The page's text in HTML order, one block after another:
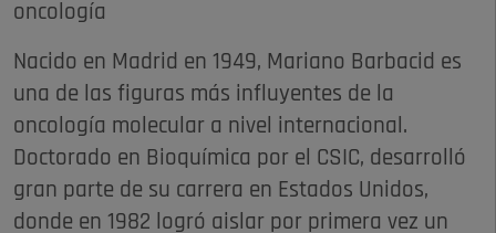
oncología
Nacido en Madrid en 1949, Mariano Barbacid es
una de las figuras más influyentes de la
oncología molecular a nivel internacional.
Doctorado en Bioquímica por el CSIC, desarrolló
gran parte de su carrera en Estados Unidos,
donde en 1982 logró aislar por primera vez un